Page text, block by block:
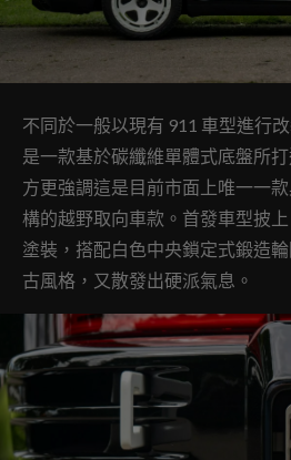
不同於一般以現有 911 車型進行
是一款基於碳纖維單體式底盤所
方更強調這是目前市面上唯一一
構的越野取向車款。首發車型披
塗裝，搭配白色中央鎖定式鍛造
古風格，又散發出硬派氣息。